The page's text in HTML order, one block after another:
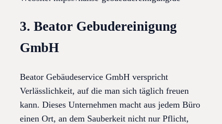
3. Beator Gebudereinigung
GmbH
Beator Gebäudeservice GmbH verspricht
Verlässlichkeit, auf die man sich täglich freuen
kann. Dieses Unternehmen macht aus jedem Büro
einen Ort, an dem Sauberkeit nicht nur Pflicht,